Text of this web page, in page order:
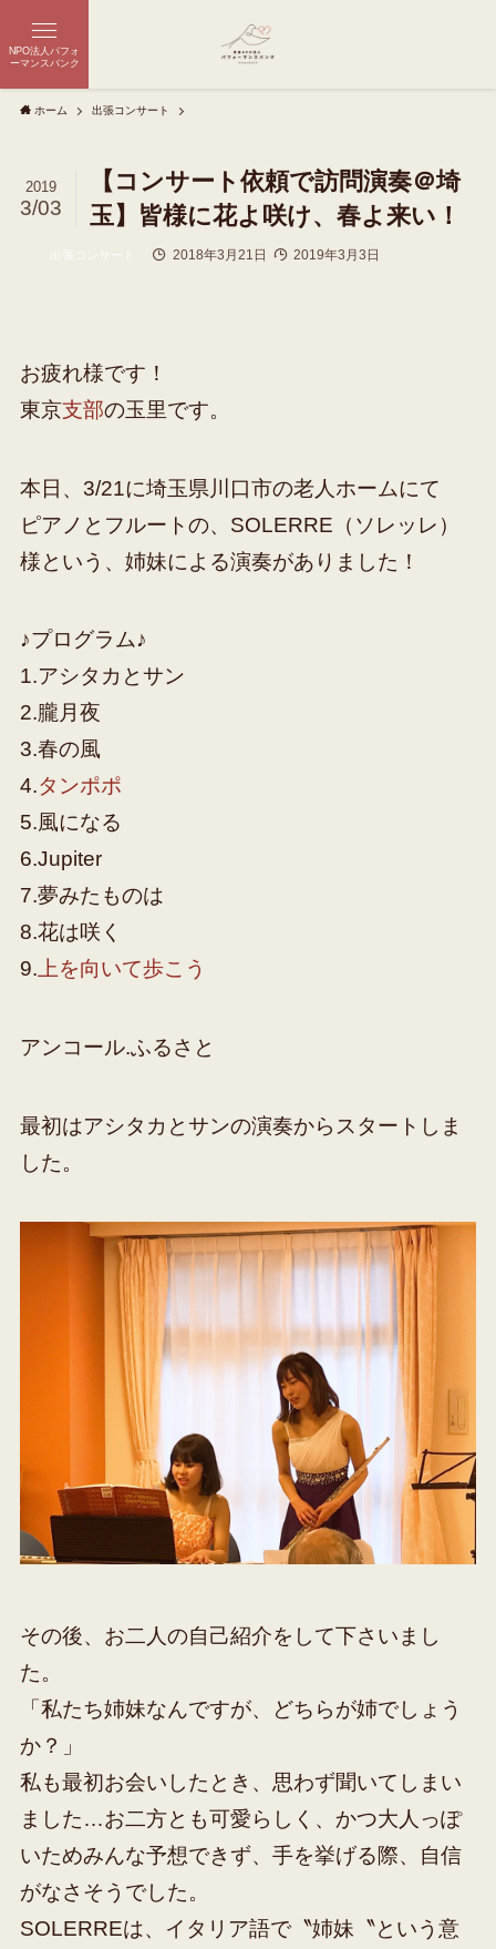
NPO法人パフォ
ーマンスバンク
ホーム 出張コンサート
【コンサート依頼で訪問演奏＠埼
玉】皆様に花よ咲け、春よ来い！
2019
3/03
出張コンサート 2018年3月21日 2019年3月3日
お疲れ様です！
東京支部の玉里です。
本日、3/21に埼玉県川口市の老人ホームにて
ピアノとフルートの、SOLERRE（ソレッレ）
様という、姉妹による演奏がありました！
♪プログラム♪
1.アシタカとサン
2.朧月夜
3.春の風
4.タンポポ
5.風になる
6.Jupiter
7.夢みたものは
8.花は咲く
9.上を向いて歩こう
アンコール.ふるさと
最初はアシタカとサンの演奏からスタートしま
した。
その後、お二人の自己紹介をして下さいまし
た。
「私たち姉妹なんですが、どちらが姉でしょう
か？」
私も最初お会いしたとき、思わず聞いてしまい
ました…お二方とも可愛らしく、かつ大人っぽ
いためみんな予想できず、手を挙げる際、自信
がなさそうでした。
SOLERREは、イタリア語で〝姉妹〝という意